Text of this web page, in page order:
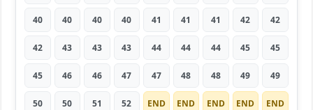
40 40 40 40 41 41 41 42 42
42 43 43 43 44 44 44 45 45
45 46 46 47 47 48 48 49 49
50 50 51 52 END END END END END